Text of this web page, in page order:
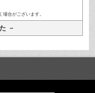
合がございます。
－